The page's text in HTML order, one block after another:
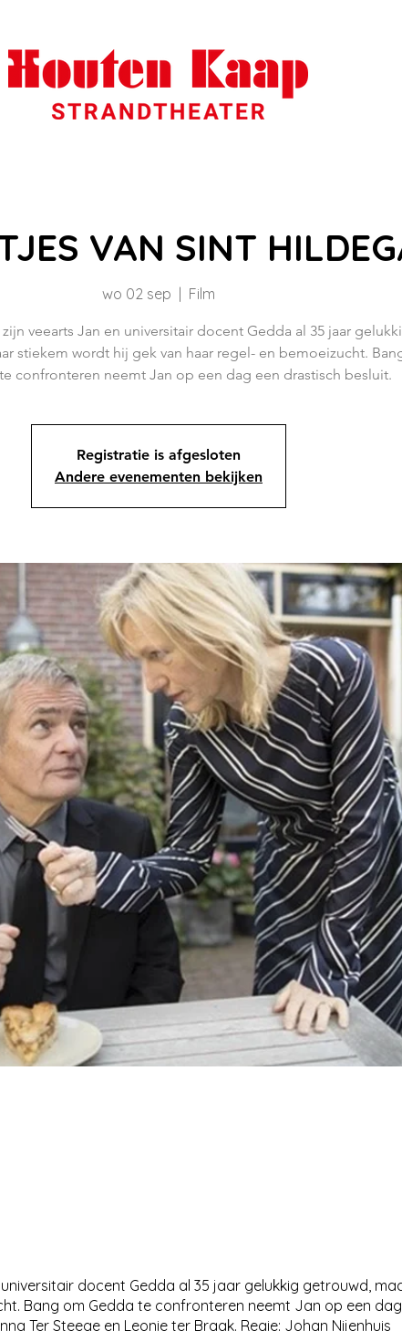
VAN SINT
wo 02 sep Film
veearts Jan en universitair docent Gedda al 35 jaar
stiekem wordt hij gek van haar regel- en bemoeizucht.
confronteren neemt Jan op een dag een drastisch besluit.
Registratie is afgesloten
Andere evenementen bekijken
docent Gedda al 35 jaar gelukkig getrouwd,
Bang om Gedda te confronteren neemt Jan op een
Ter Steege en Leonie ter Braak. Regie: Johan Nijenhuis